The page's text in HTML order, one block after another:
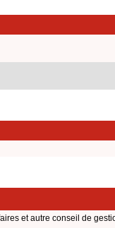
et autre conseil de